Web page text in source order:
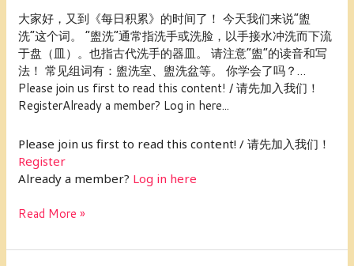
大家好，又到《每日积累》的时间了！ 今天我们来说“盥
洗”这个词。 “盥洗”通常指洗手或洗脸，以手接水冲洗而下流
于盘（皿）。也指古代洗手的器皿。 请注意“盥”的读音和写
法！ 常见组词有：盥洗室、盥洗盆等。 你学会了吗？…
Please join us first to read this content! / 请先加入我们！
RegisterAlready a member? Log in here...
Please join us first to read this content! / 请先加入我们！
Register
Already a member? Log in here
最
易
读
错
的
词
——“盥
Read More »